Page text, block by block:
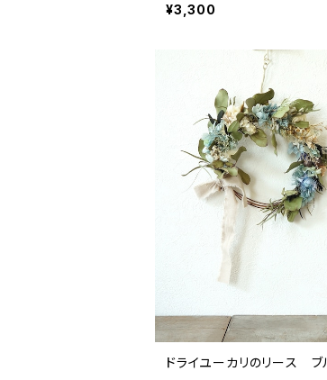
¥3,300
ドライユーカリのリース ブ